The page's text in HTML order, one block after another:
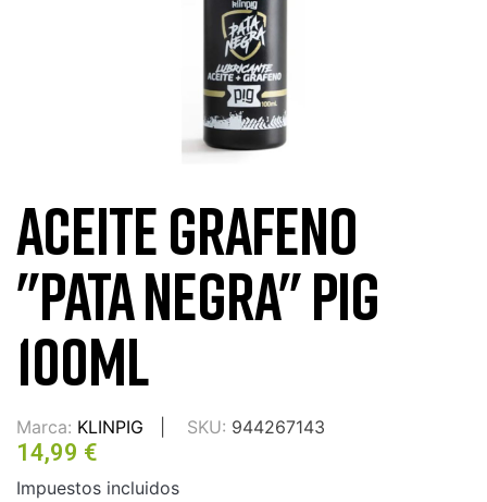
ACEITE GRAFENO
"PATA NEGRA" PIG
100ML
Marca: KLINPIG SKU: 944267143
14,99 €
Impuestos incluidos